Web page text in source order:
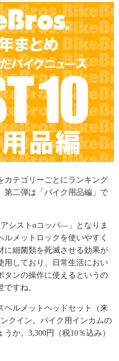
カテゴリーごとにランキング
第二弾は「バイク用品編」で
シストαコッパ―」となりま
ルメットロックを使いやすく
に細菌類を死滅させる効果が
用しており、日常生活におい
タンの操作に使えるというの
すね。
ヘルメットヘッドセット（来
クイン。バイク用インカムの
か。3,300円（税10％込み）